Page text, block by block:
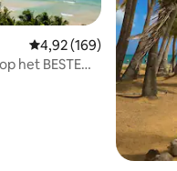
recensies
Gemiddelde
4,92 (169)
het BESTE